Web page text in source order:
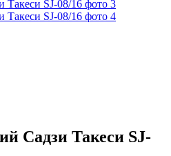
Садзи Такеси SJ-